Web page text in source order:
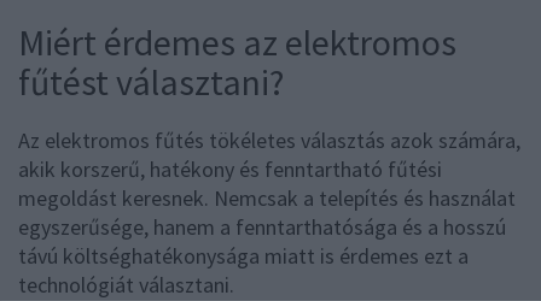
Miért érdemes az elektromos
fűtést választani?
Az elektromos fűtés tökéletes választás azok számára,
akik korszerű, hatékony és fenntartható fűtési
megoldást keresnek. Nemcsak a telepítés és használat
egyszerűsége, hanem a fenntarthatósága és a hosszú
távú költséghatékonysága miatt is érdemes ezt a
technológiát választani.